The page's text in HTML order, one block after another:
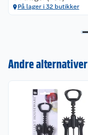
På lager i 32 butikker
Andre alternativer
Våre butikker
Våre merkevarer
Coop kjeder
Kundeservice
Reklamasjon og
Ofte stilte spørsmål
Betalingsalternativer